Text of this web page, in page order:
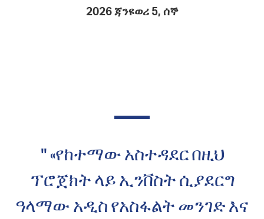
2026 ጃንዩወሪ 5, ሰኞ
" «የከተማው አስተዳደር በዚህ
ፕሮጀክት ላይ ኢንቨስት ሲያደርግ
ዓላማው አዲስ የአስፋልት መንገድ እና